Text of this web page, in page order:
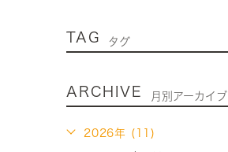
TAG タグ
ARCHIVE 月別アーカイブ
2026年 (11)